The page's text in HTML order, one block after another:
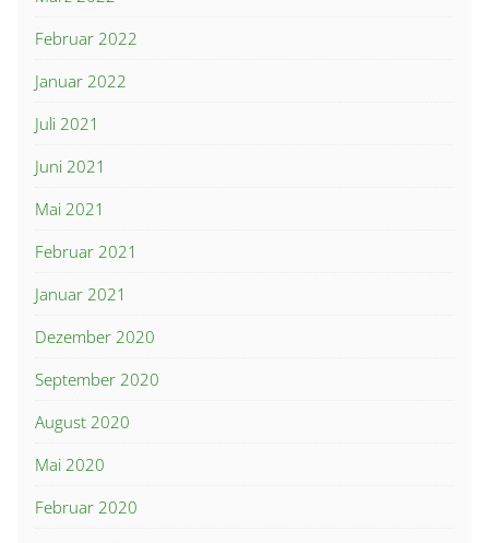
Februar 2022
Januar 2022
Juli 2021
Juni 2021
Mai 2021
Februar 2021
Januar 2021
Dezember 2020
September 2020
August 2020
Mai 2020
Februar 2020